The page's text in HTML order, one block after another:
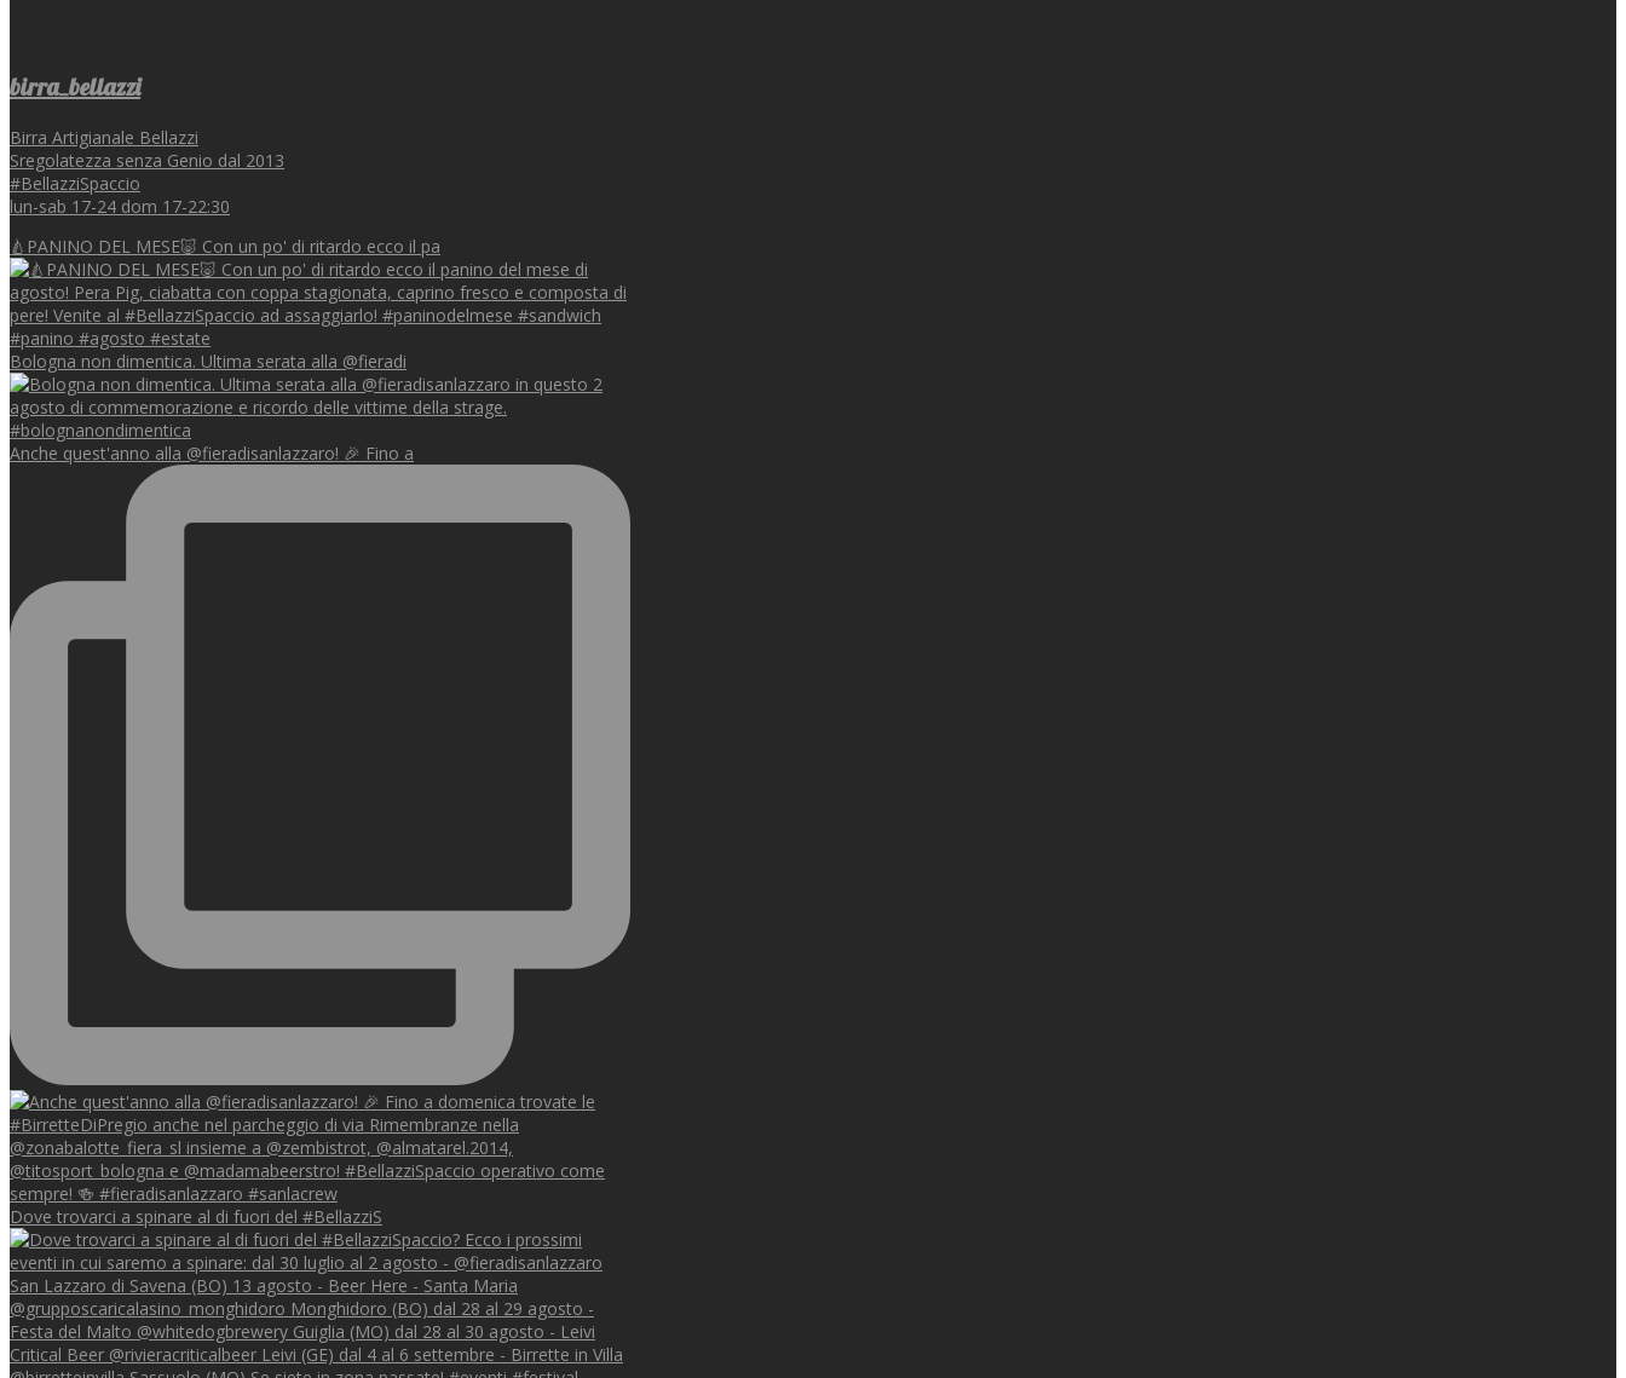
birra_bellazzi
Birra Artigianale Bellazzi
Sregolatezza senza Genio dal 2013
#BellazziSpaccio
lun-sab 17-24 dom 17-22:30
🍐PANINO DEL MESE🐷 Con un po' di ritardo ecco il pa
Bologna non dimentica. Ultima serata alla @fieradi
Anche quest'anno alla @fieradisanlazzaro! 🎉 Fino a
Dove trovarci a spinare al di fuori del #BellazziS